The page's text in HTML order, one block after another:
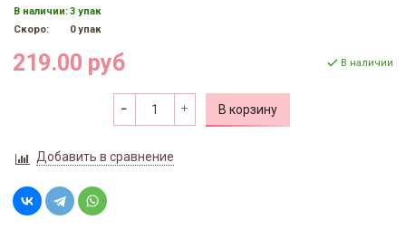
В наличии:3 упак
Скоро:
0 упак
219.00 руб В наличии
В корзину
Добавить в сравнение